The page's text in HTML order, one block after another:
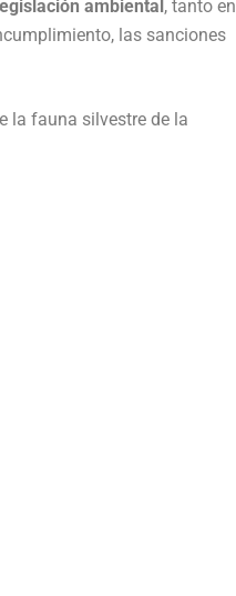
ambiental, tanto en
las sanciones
la fauna silvestre de la